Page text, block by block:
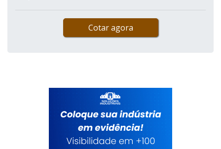
Cotar agora